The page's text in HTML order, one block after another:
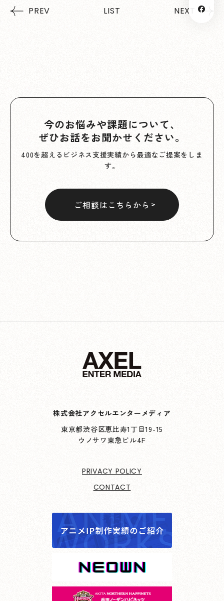
PREV LIST NEXT
今のお悩みや課題について、
ぜひお話をお聞かせください。
400を超えるビジネス支援実績から最適なご提案をしま
す。
ご相談はこちらから
株式会社アクセルエンターメディア
東京都渋谷区恵比寿1丁目19-15
ウノサワ東急ビル4F
PRIVACY POLICY
CONTACT